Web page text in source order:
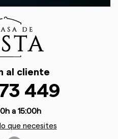
al cliente
449
a 15:00h
que necesites